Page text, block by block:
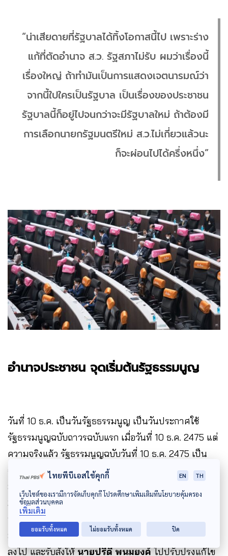
“น่าเสียดายที่รัฐบาลได้ทิ้งโอกาสนี้ไป เพราะร่าง
แก้ที่ตัดอำนาจ ส.ว. รัฐสภาไม่รับ ผมว่าเรื่องนี้
เรื่องใหญ่ ถ้าทำมันเป็นการแสดงเจตนารมณ์ว่า
จากนี้ใปใครเป็นรัฐบาล เป็นเรื่องของประชาชน
รัฐบาลนี้ก็อยู่ไปจนกว่าจะมีรัฐบาลใหม่ ถ้าต้องมี
การเลือกนายกรัฐมนตรีใหม่ ส.ว.ไม่เกี่ยวแล้วนะ
ก็จะผ่อนไปได้ครึ่งหนึ่ง”
อำนาจประชาชน จุดเริ่มต้นรัฐธรรมนูญ
วันที่ 10 ธ.ค. เป็นวันรัฐธธรรมนูญ เป็นวันประกาศใช้
รัฐธรรมนูญฉบับถาวรฉบับแรก เมื่อวันที่ 10 ธ.ค. 2475 แต่
ความจริงแล้ว รัฐธรรมนูญฉบับวันที่ 10 ธ.ค. 2475 เป็น
ฉบับที่สอง เพราะฉบับแรกเป็นฉบับที่ประกาศใช้เมื่อ 27
มิ.ย. 2475 ซึ่งเป็นจุดเริ่มต้น แต่สาเหตุที่วันที่ 27 มิ.ย.
2475 ถึงไม่ใช่วันรัฐธรรมนูญ เพราะในหลวงรัชกาลที่ 7
ทรงเห็นว่า ระยะเวลาในการจัดทำรัฐธรรมนูญฉบับแรกสั้น
มาก จึงทรงพระกรุณาโปรดเกล้าเติมคำว่าชั่วคราว
ลงไป และรับสั่งให้นายปรีดี พนมยงค์ไปปรับปรุงแก้ไข
ไทยพีบีเอสใช้คุกกี้ EN TH
เว็บไซต์ของเรามีการจัดเก็บคุกกี้ โปรดศึกษาเพิ่มเติมที่นโยบายคุ้มครอง
ข้อมูลส่วนบุคคล
เพิ่มเติม
ยอมรับทั้งหมด ไม่ยอมรับทั้งหมด ปิด